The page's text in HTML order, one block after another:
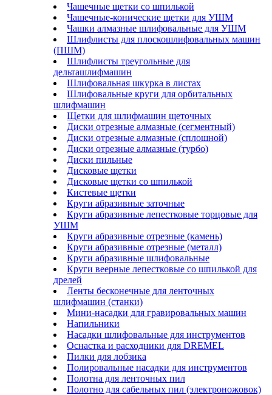
Чашечные щетки со шпилькой
Чашечные-конические щетки для УШМ
Чашки алмазные шлифовальные для УШМ
Шлифлисты для плоскошлифовальных машин
(ПШМ)
Шлифлисты треугольные для
дельташлифмашин
Шлифовальная шкурка в листах
Шлифовальные круги для орбитальных
шлифмашин
Щетки для шлифмашин щеточных
Диски отрезные алмазные (сегментный)
Диски отрезные алмазные (сплошной)
Диски отрезные алмазные (турбо)
Диски пильные
Дисковые щетки
Дисковые щетки со шпилькой
Кистевые щетки
Круги абразивные заточные
Круги абразивные лепестковые торцовые для
УШМ
Круги абразивные отрезные (камень)
Круги абразивные отрезные (металл)
Круги абразивные шлифовальные
Круги веерные лепестковые со шпилькой для
дрелей
Ленты бесконечные для ленточных
шлифмашин (станки)
Мини-насадки для гравировальных машин
Напильники
Насадки шлифовальные для инструментов
Оснастка и расходники для DREMEL
Пилки для лобзика
Полировальные насадки для инструментов
Полотна для ленточных пил
Полотно для сабельных пил (электроножовок)